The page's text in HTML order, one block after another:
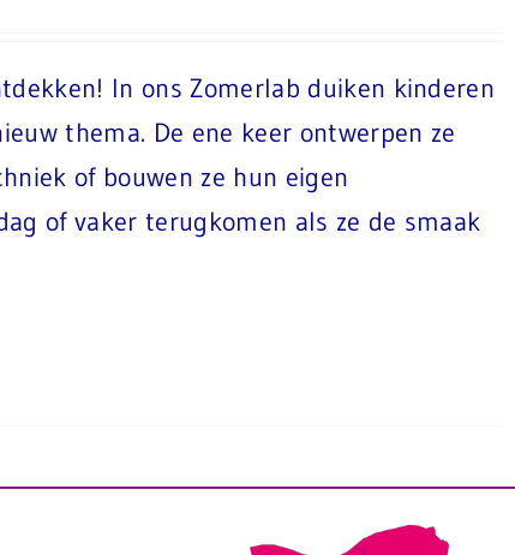
In ons Zomerlab duiken kinderen
thema. De ene keer ontwerpen ze
of bouwen ze hun eigen
of vaker terugkomen als ze de smaak